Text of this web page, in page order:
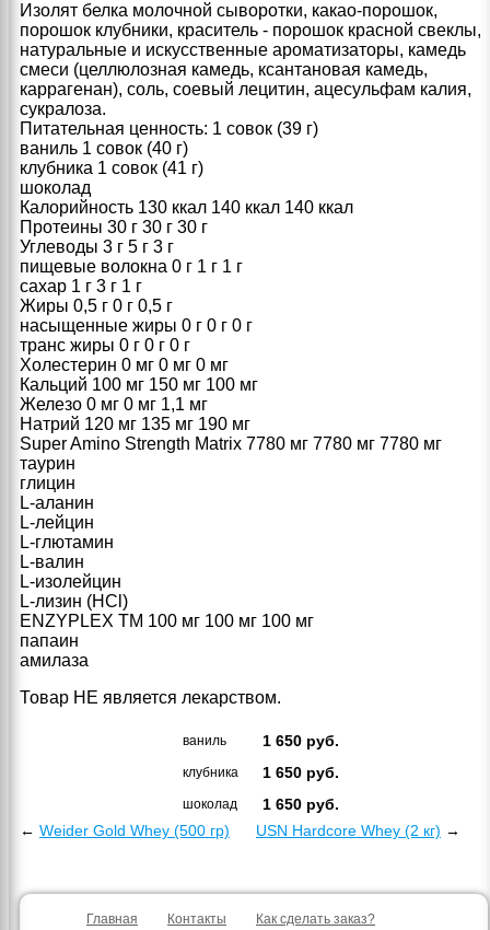
Изолят белка молочной сыворотки, какао-порошок,
порошок клубники, краситель - порошок красной свеклы,
натуральные и искусственные ароматизаторы, камедь
смеси (целлюлозная камедь, ксантановая камедь,
каррагенан), соль, соевый лецитин, ацесульфам калия,
сукралоза.
Питательная ценность: 1 совок (39 г)
ваниль 1 совок (40 г)
клубника 1 совок (41 г)
шоколад
Калорийность 130 ккал 140 ккал 140 ккал
Протеины 30 г 30 г 30 г
Углеводы 3 г 5 г 3 г
пищевые волокна 0 г 1 г 1 г
сахар 1 г 3 г 1 г
Жиры 0,5 г 0 г 0,5 г
насыщенные жиры 0 г 0 г 0 г
транс жиры 0 г 0 г 0 г
Холестерин 0 мг 0 мг 0 мг
Кальций 100 мг 150 мг 100 мг
Железо 0 мг 0 мг 1,1 мг
Натрий 120 мг 135 мг 190 мг
Super Amino Strength Matrix 7780 мг 7780 мг 7780 мг
таурин
глицин
L-аланин
L-лейцин
L-глютамин
L-валин
L-изолейцин
L-лизин (HCl)
ENZYPLEX TM 100 мг 100 мг 100 мг
папаин
амилаза
Товар НЕ является лекарством.
ваниль 1 650 руб.
клубника 1 650 руб.
шоколад 1 650 руб.
← Weider Gold Whey (500 гр) USN Hardcore Whey (2 кг) →
Главная Контакты Как сделать заказ?